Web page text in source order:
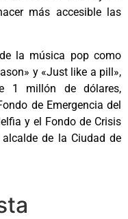
más accesible las
la música pop como
y «Just like a pill»,
1 millón de dólares,
de Emergencia del
y el Fondo de Crisis
de la Ciudad de